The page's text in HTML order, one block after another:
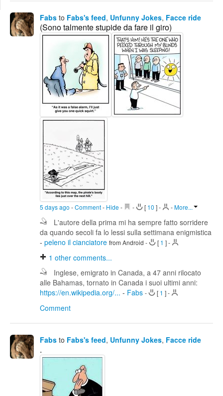
Fabs to Fabs's feed, Unfunny Jokes, Facce ride
(Sono talmente stupide da fare il giro)
5 days ago -Comment- Hide - - [ 10 ]- -More...
L'autore della prima mi ha sempre fatto sorridere
da quando secoli fa lo lessi sulla settimana enigmistica
- peleno il cianciatore from Android - [ 1 ]-
1 other comments...
Inglese, emigrato in Canada, a 47 anni rilocato
alle Bahamas, tornato in Canada i suoi ultimi anni:
https://en.wikipedia.org/... - Fabs - [ 1 ]-
Comment
Fabs to Fabs's feed, Unfunny Jokes, Facce ride
.